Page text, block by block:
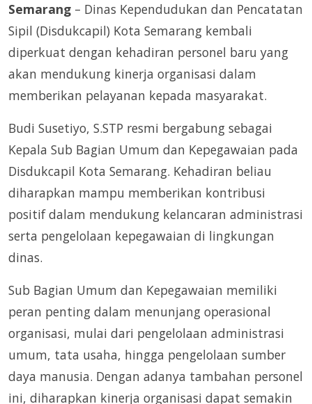
Semarang – Dinas Kependudukan dan Pencatatan
Sipil (Disdukcapil) Kota Semarang kembali
diperkuat dengan kehadiran personel baru yang
akan mendukung kinerja organisasi dalam
memberikan pelayanan kepada masyarakat.
Budi Susetiyo, S.STP resmi bergabung sebagai
Kepala Sub Bagian Umum dan Kepegawaian pada
Disdukcapil Kota Semarang. Kehadiran beliau
diharapkan mampu memberikan kontribusi
positif dalam mendukung kelancaran administrasi
serta pengelolaan kepegawaian di lingkungan
dinas.
Sub Bagian Umum dan Kepegawaian memiliki
peran penting dalam menunjang operasional
organisasi, mulai dari pengelolaan administrasi
umum, tata usaha, hingga pengelolaan sumber
daya manusia. Dengan adanya tambahan personel
ini, diharapkan kinerja organisasi dapat semakin